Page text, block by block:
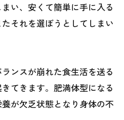
い、安くて簡単に手に入る
それを選ぼうとしてしまい
ンスが崩れた食生活を送る
てきます。肥満体型になる
が欠乏状態となり身体の不